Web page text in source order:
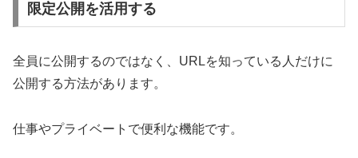
限定公開を活用する
全員に公開するのではなく、URLを知っている人だけに
公開する方法があります。
仕事やプライベートで便利な機能です。